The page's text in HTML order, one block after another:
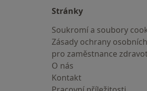
Stránky
Soukromí a soubory
Zásady ochrany
pro zaměstnance
O nás
Kontakt